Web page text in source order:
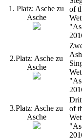
1. Platz: Asche zu
Asche
of
2.Platz: Asche zu
Asche
3.Platz: Asche zu
Asche
of